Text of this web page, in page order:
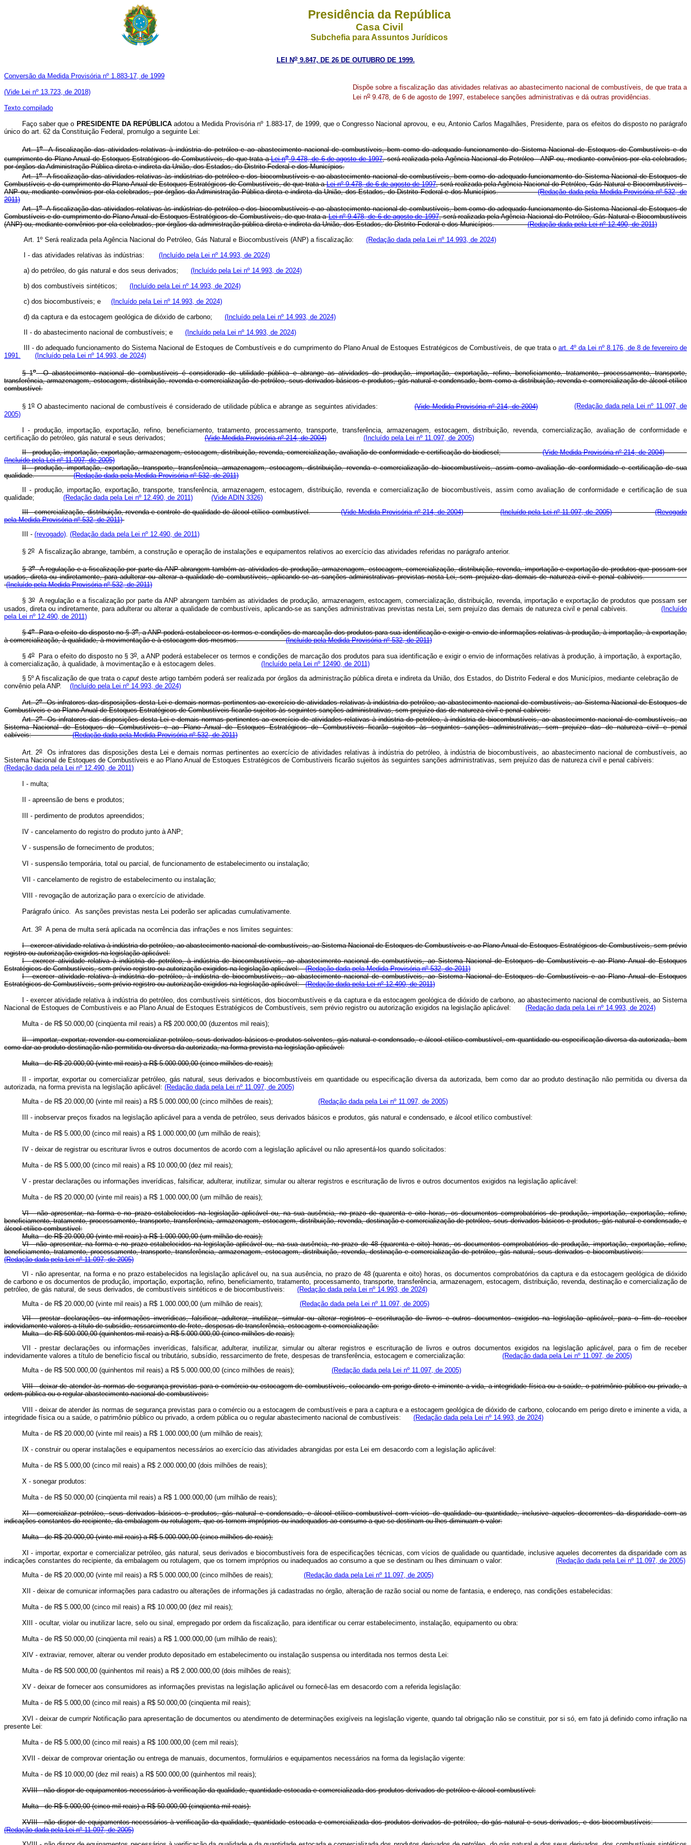
Presidência da República
Casa Civil
Subchefia para Assuntos Jurídicos
LEI No9.847, DE 26 DE OUTUBRO DE 1999.
Conversão da Medida Provisória nº 1.883-17, de 1999
(Vide Lei nº 13.723, de 2018)
Texto compilado
Dispõe sobre a fiscalização das atividades relativas ao abastecimento nacional de combustíveis, de que trata a
Lei no 9.478, de 6 de agosto de 1997, estabelece sanções administrativas e dá outras providências.
Faço saber que o PRESIDENTE DA REPÚBLICAadotou a Medida Provisória nº 1.883-17, de 1999, que o Congresso Nacional aprovou, e eu, Antonio Carlos Magalhães, Presidente, para os efeitos do disposto no parágrafo
único do art. 62 da Constituição Federal, promulgo a seguinte Lei:
Art. 1oA fiscalização das atividades relativas à indústria do petróleo e ao abastecimento nacional de combustíveis, bem como do adequado funcionamento do Sistema Nacional de Estoques de Combustíveis e do
cumprimento do Plano Anual de Estoques Estratégicos de Combustíveis, de que trata aLei no9.478, de 6 de agosto de 1997, será realizada pela Agência Nacional do Petróleo - ANP ou, mediante convênios por ela celebrados,
por órgãos da Administração Pública direta e indireta da União, dos Estados, do Distrito Federal e dos Municípios.
Art. 1oA fiscalização das atividades relativas às indústrias do petróleo e dos biocombustíveis e ao abastecimento nacional de combustíveis, bem como do adequado funcionamento do Sistema Nacional de Estoques de
Combustíveis e do cumprimento do Plano Anual de Estoques Estratégicos de Combustíveis, de que trata aLei nº 9.478, de 6 de agosto de 1997, será realizada pela Agência Nacional do Petróleo, Gás Natural e Biocombustíveis -
ANP ou, mediante convênios por ela celebrados, por órgãos da Administração Pública direta e indireta da União, dos Estados, do Distrito Federal e dos Municípios.(Redação dada pela Medida Provisória nº 532, de
2011)
Art. 1oA fiscalização das atividades relativas às indústrias do petróleo e dos biocombustíveis e ao abastecimento nacional de combustíveis, bem como do adequado funcionamento do Sistema Nacional de Estoques de
Combustíveis e do cumprimento do Plano Anual de Estoques Estratégicos de Combustíveis, de que trata aLei nº 9.478, de 6 de agosto de 1997, será realizada pela Agência Nacional do Petróleo, Gás Natural e Biocombustíveis
(ANP) ou, mediante convênios por ela celebrados, por órgãos da administração pública direta e indireta da União, dos Estados, do Distrito Federal e dos Municípios.(Redação dada pela Lei nº 12.490, de 2011)
Art. 1º Será realizada pela Agência Nacional do Petróleo, Gás Natural e Biocombustíveis (ANP) a fiscalização: (Redação dada pela Lei nº 14.993, de 2024)
I - das atividades relativas às indústrias: (Incluído pela Lei nº 14.993, de 2024)
a) do petróleo, do gás natural e dos seus derivados; (Incluído pela Lei nº 14.993, de 2024)
b) dos combustíveis sintéticos; (Incluído pela Lei nº 14.993, de 2024)
c) dos biocombustíveis; e (Incluído pela Lei nº 14.993, de 2024)
d) da captura e da estocagem geológica de dióxido de carbono; (Incluído pela Lei nº 14.993, de 2024)
II - do abastecimento nacional de combustíveis; e (Incluído pela Lei nº 14.993, de 2024)
III - do adequado funcionamento do Sistema Nacional de Estoques de Combustíveis e do cumprimento do Plano Anual de Estoques Estratégicos de Combustíveis, de que trata o art. 4º da Lei nº 8.176, de 8 de fevereiro de
1991.
(Incluído pela Lei nº 14.993, de 2024)
§ 1oO abastecimento nacional de combustíveis é considerado de utilidade pública e abrange as atividades de produção, importação, exportação, refino, beneficiamento, tratamento, processamento, transporte,
transferência, armazenagem, estocagem, distribuição, revenda e comercialização de petróleo, seus derivados básicos e produtos, gás natural e condensado, bem como a distribuição, revenda e comercialização de álcool etílico
combustível.
§ 1oO abastecimento nacional de combustíveis é considerado de utilidade pública e abrange as seguintes atividades:(Vide Medida Provisória nº 214, de 2004)
(Redação dada pela Lei nº 11.097, de
2005)
I - produção, importação, exportação, refino, beneficiamento, tratamento, processamento, transporte, transferência, armazenagem, estocagem, distribuição, revenda, comercialização, avaliação de conformidade e
certificação do petróleo, gás natural e seus derivados;
(Vide Medida Provisória nº 214, de 2004)
(Incluído pela Lei nº 11.097, de 2005)
II - produção, importação, exportação, armazenagem, estocagem, distribuição, revenda, comercialização, avaliação de conformidade e certificação do biodiesel;(Vide Medida Provisória nº 214, de 2004)
(Incluído pela Lei nº 11.097, de 2005)
II - produção, importação, exportação, transporte, transferência, armazenagem, estocagem, distribuição, revenda e comercialização de biocombustíveis, assim como avaliação de conformidade e certificação de sua
qualidade.(Redação dada pela Medida Provisória nº 532, de 2011)
II - produção, importação, exportação, transporte, transferência, armazenagem, estocagem, distribuição, revenda e comercialização de biocombustíveis, assim como avaliação de conformidade e certificação de sua
qualidade; (Redação dada pela Lei nº 12.490, de 2011)
(Vide ADIN 3326)
III - comercialização, distribuição, revenda e controle de qualidade de álcool etílico combustível.
(Vide Medida Provisória nº 214, de 2004) (Incluído pela Lei nº 11.097, de 2005)
(Revogado
pela Medida Provisória nº 532, de 2011)
III - (revogado) (Redação dada pela Lei nº 12.490, de 2011)
§ 2o A fiscalização abrange, também, a construção e operação de instalações e equipamentos relativos ao exercício das atividades referidas no parágrafo anterior.
§ 3oA regulação e a fiscalização por parte da ANP abrangem também as atividades de produção, armazenagem, estocagem, comercialização, distribuição, revenda, importação e exportação de produtos que possam ser
usados, direta ou indiretamente, para adulterar ou alterar a qualidade de combustíveis, aplicando-se as sanções administrativas previstas nesta Lei, sem prejuízo das demais de natureza civil e penal cabíveis.
(Incluído pela Medida Provisória nº 532, de 2011)
§ 3oA regulação e a fiscalização por parte da ANP abrangem também as atividades de produção, armazenagem, estocagem, comercialização, distribuição, revenda, importação e exportação de produtos que possam ser
usados, direta ou indiretamente, para adulterar ou alterar a qualidade de combustíveis, aplicando-se as sanções administrativas previstas nesta Lei, sem prejuízo das demais de natureza civil e penal cabíveis. (Incluído
pela Lei nº 12.490, de 2011)
§ 4oPara o efeito do disposto no § 3o, a ANP poderá estabelecer os termos e condições de marcação dos produtos para sua identificação e exigir o envio de informações relativas à produção, à importação, à exportação,
à comercialização, à qualidade, à movimentação e à estocagem dos mesmos.
(Incluído pela Medida Provisória nº 532, de 2011)
§ 4o Para o efeito do disposto no § 3o, a ANP poderá estabelecer os termos e condições de marcação dos produtos para sua identificação e exigir o envio de informações relativas à produção, à importação, à exportação,
à comercialização, à qualidade, à movimentação e à estocagem deles. (Incluído pela Lei nº 12490, de 2011)
§ 5º A fiscalização de que trata o caput deste artigo também poderá ser realizada por órgãos da administração pública direta e indireta da União, dos Estados, do Distrito Federal e dos Municípios, mediante celebração de
convênio pela ANP. (Incluído pela Lei nº 14.993, de 2024)
Art. 2oOs infratores das disposições desta Lei e demais normas pertinentes ao exercício de atividades relativas à indústria do petróleo, ao abastecimento nacional de combustíveis, ao Sistema Nacional de Estoques de
Combustíveis e ao Plano Anual de Estoques Estratégicos de Combustíveis ficarão sujeitos às seguintes sanções administrativas, sem prejuízo das de natureza civil e penal cabíveis:
Art. 2oOs infratores das disposições desta Lei e demais normas pertinentes ao exercício de atividades relativas à indústria do petróleo, à indústria de biocombustíveis, ao abastecimento nacional de combustíveis, ao
Sistema Nacional de Estoques de Combustíveis e ao Plano Anual de Estoques Estratégicos de Combustíveis ficarão sujeitos às seguintes sanções administrativas, sem prejuízo das de natureza civil e penal
cabíveis:(Redação dada pela Medida Provisória nº 532, de 2011)
Art. 2oOs infratores das disposições desta Lei e demais normas pertinentes ao exercício de atividades relativas à indústria do petróleo, à indústria de biocombustíveis, ao abastecimento nacional de combustíveis, ao
Sistema Nacional de Estoques de Combustíveis e ao Plano Anual de Estoques Estratégicos de Combustíveis ficarão sujeitos às seguintes sanções administrativas, sem prejuízo das de natureza civil e penal cabíveis:
(Redação dada pela Lei nº 12.490, de 2011)
I - multa;
II - apreensão de bens e produtos;
III - perdimento de produtos apreendidos;
IV - cancelamento do registro do produto junto à ANP;
V - suspensão de fornecimento de produtos;
VI - suspensão temporária, total ou parcial, de funcionamento de estabelecimento ou instalação;
VII - cancelamento de registro de estabelecimento ou instalação;
VIII - revogação de autorização para o exercício de atividade.
Parágrafo único. As sanções previstas nesta Lei poderão ser aplicadas cumulativamente.
Art. 3o A pena de multa será aplicada na ocorrência das infrações e nos limites seguintes:
I - exercer atividade relativa à indústria do petróleo, ao abastecimento nacional de combustíveis, ao Sistema Nacional de Estoques de Combustíveis e ao Plano Anual de Estoques Estratégicos de Combustíveis, sem prévio
registro ou autorização exigidos na legislação aplicável:
I - exercer atividade relativa à indústria do petróleo, à indústria de biocombustíveis, ao abastecimento nacional de combustíveis, ao Sistema Nacional de Estoques de Combustíveis e ao Plano Anual de Estoques
Estratégicos de Combustíveis, sem prévio registro ou autorização exigidos na legislação aplicável:(Redação dada pela Medida Provisória nº 532, de 2011)
I - exercer atividade relativa à indústria do petróleo, à indústria de biocombustíveis, ao abastecimento nacional de combustíveis, ao Sistema Nacional de Estoques de Combustíveis e ao Plano Anual de Estoques
Estratégicos de Combustíveis, sem prévio registro ou autorização exigidos na legislação aplicável:(Redação dada pela Lei nº 12.490, de 2011)
I - exercer atividade relativa à indústria do petróleo, dos combustíveis sintéticos, dos biocombustíveis e da captura e da estocagem geológica de dióxido de carbono, ao abastecimento nacional de combustíveis, ao Sistema
Nacional de Estoques de Combustíveis e ao Plano Anual de Estoques Estratégicos de Combustíveis, sem prévio registro ou autorização exigidos na legislação aplicável: (Redação dada pela Lei nº 14.993, de 2024)
Multa - de R$ 50.000,00 (cinqüenta mil reais) a R$ 200.000,00 (duzentos mil reais);
II - importar, exportar, revender ou comercializar petróleo, seus derivados básicos e produtos solventes, gás natural e condensado, e álcool etílico combustível, em quantidade ou especificação diversa da autorizada, bem
como dar ao produto destinação não permitida ou diversa da autorizada, na forma prevista na legislação aplicável:
Multa - de R$ 20.000,00 (vinte mil reais) a R$ 5.000.000,00 (cinco milhões de reais);
II - importar, exportar ou comercializar petróleo, gás natural, seus derivados e biocombustíveis em quantidade ou especificação diversa da autorizada, bem como dar ao produto destinação não permitida ou diversa da
autorizada, na forma prevista na legislação aplicável: (Redação dada pela Lei nº 11.097, de 2005)
Multa - de R$ 20.000,00 (vinte mil reais) a R$ 5.000.000,00 (cinco milhões de reais); (Redação dada pela Lei nº 11.097, de 2005)
III - inobservar preços fixados na legislação aplicável para a venda de petróleo, seus derivados básicos e produtos, gás natural e condensado, e álcool etílico combustível:
Multa - de R$ 5.000,00 (cinco mil reais) a R$ 1.000.000,00 (um milhão de reais);
IV - deixar de registrar ou escriturar livros e outros documentos de acordo com a legislação aplicável ou não apresentá-los quando solicitados:
Multa - de R$ 5.000,00 (cinco mil reais) a R$ 10.000,00 (dez mil reais);
V - prestar declarações ou informações inverídicas, falsificar, adulterar, inutilizar, simular ou alterar registros e escrituração de livros e outros documentos exigidos na legislação aplicável:
Multa - de R$ 20.000,00 (vinte mil reais) a R$ 1.000.000,00 (um milhão de reais);
VI - não apresentar, na forma e no prazo estabelecidos na legislação aplicável ou, na sua ausência, no prazo de quarenta e oito horas, os documentos comprobatórios de produção, importação, exportação, refino,
beneficiamento, tratamento, processamento, transporte, transferência, armazenagem, estocagem, distribuição, revenda, destinação e comercialização de petróleo, seus derivados básicos e produtos, gás natural e condensado, e
álcool etílico combustível:
Multa - de R$ 20.000,00 (vinte mil reais) a R$ 1.000.000,00 (um milhão de reais);
VI - não apresentar, na forma e no prazo estabelecidos na legislação aplicável ou, na sua ausência, no prazo de 48 (quarenta e oito) horas, os documentos comprobatórios de produção, importação, exportação, refino,
beneficiamento, tratamento, processamento, transporte, transferência, armazenagem, estocagem, distribuição, revenda, destinação e comercialização de petróleo, gás natural, seus derivados e biocombustíveis:
(Redação dada pela Lei nº 11.097, de 2005)
VI - não apresentar, na forma e no prazo estabelecidos na legislação aplicável ou, na sua ausência, no prazo de 48 (quarenta e oito) horas, os documentos comprobatórios da captura e da estocagem geológica de dióxido
de carbono e os documentos de produção, importação, exportação, refino, beneficiamento, tratamento, processamento, transporte, transferência, armazenagem, estocagem, distribuição, revenda, destinação e comercialização de
petróleo, de gás natural, de seus derivados, de combustíveis sintéticos e de biocombustíveis: (Redação dada pela Lei nº 14.993, de 2024)
Multa - de R$ 20.000,00 (vinte mil reais) a R$ 1.000.000,00 (um milhão de reais); (Redação dada pela Lei nº 11.097, de 2005)
VII - prestar declarações ou informações inverídicas, falsificar, adulterar, inutilizar, simular ou alterar registros e escrituração de livros e outros documentos exigidos na legislação aplicável, para o fim de receber
indevidamente valores a título de subsídio, ressarcimento de frete, despesas de transferência, estocagem e comercialização:
Multa - de R$ 500.000,00 (quinhentos mil reais) a R$ 5.000.000,00 (cinco milhões de reais);
VII - prestar declarações ou informações inverídicas, falsificar, adulterar, inutilizar, simular ou alterar registros e escrituração de livros e outros documentos exigidos na legislação aplicável, para o fim de receber
indevidamente valores a título de benefício fiscal ou tributário, subsídio, ressarcimento de frete, despesas de transferência, estocagem e comercialização: (Redação dada pela Lei nº 11.097, de 2005)
Multa - de R$ 500.000,00 (quinhentos mil reais) a R$ 5.000.000,00 (cinco milhões de reais); (Redação dada pela Lei nº 11.097, de 2005)
VIII - deixar de atender às normas de segurança previstas para o comércio ou estocagem de combustíveis, colocando em perigo direto e iminente a vida, a integridade física ou a saúde, o patrimônio público ou privado, a
ordem pública ou o regular abastecimento nacional de combustíveis:
VIII - deixar de atender às normas de segurança previstas para o comércio ou a estocagem de combustíveis e para a captura e a estocagem geológica de dióxido de carbono, colocando em perigo direto e iminente a vida, a
integridade física ou a saúde, o patrimônio público ou privado, a ordem pública ou o regular abastecimento nacional de combustíveis: (Redação dada pela Lei nº 14.993, de 2024)
Multa - de R$ 20.000,00 (vinte mil reais) a R$ 1.000.000,00 (um milhão de reais);
IX - construir ou operar instalações e equipamentos necessários ao exercício das atividades abrangidas por esta Lei em desacordo com a legislação aplicável:
Multa - de R$ 5.000,00 (cinco mil reais) a R$ 2.000.000,00 (dois milhões de reais);
X - sonegar produtos:
Multa - de R$ 50.000,00 (cinqüenta mil reais) a R$ 1.000.000,00 (um milhão de reais);
XI - comercializar petróleo, seus derivados básicos e produtos, gás natural e condensado, e álcool etílico combustível com vícios de qualidade ou quantidade, inclusive aqueles decorrentes da disparidade com as
indicações constantes do recipiente, da embalagem ou rotulagem, que os tornem impróprios ou inadequados ao consumo a que se destinam ou lhes diminuam o valor:
Multa - de R$ 20.000,00 (vinte mil reais) a R$ 5.000.000,00 (cinco milhões de reais);
XI - importar, exportar e comercializar petróleo, gás natural, seus derivados e biocombustíveis fora de especificações técnicas, com vícios de qualidade ou quantidade, inclusive aqueles decorrentes da disparidade com as
indicações constantes do recipiente, da embalagem ou rotulagem, que os tornem impróprios ou inadequados ao consumo a que se destinam ou lhes diminuam o valor: (Redação dada pela Lei nº 11.097, de 2005)
Multa - de R$ 20.000,00 (vinte mil reais) a R$ 5.000.000,00 (cinco milhões de reais); (Redação dada pela Lei nº 11.097, de 2005)
XII - deixar de comunicar informações para cadastro ou alterações de informações já cadastradas no órgão, alteração de razão social ou nome de fantasia, e endereço, nas condições estabelecidas:
Multa - de R$ 5.000,00 (cinco mil reais) a R$ 10.000,00 (dez mil reais);
XIII - ocultar, violar ou inutilizar lacre, selo ou sinal, empregado por ordem da fiscalização, para identificar ou cerrar estabelecimento, instalação, equipamento ou obra:
Multa - de R$ 50.000,00 (cinqüenta mil reais) a R$ 1.000.000,00 (um milhão de reais);
XIV - extraviar, remover, alterar ou vender produto depositado em estabelecimento ou instalação suspensa ou interditada nos termos desta Lei:
Multa - de R$ 500.000,00 (quinhentos mil reais) a R$ 2.000.000,00 (dois milhões de reais);
XV - deixar de fornecer aos consumidores as informações previstas na legislação aplicável ou fornecê-las em desacordo com a referida legislação:
Multa - de R$ 5.000,00 (cinco mil reais) a R$ 50.000,00 (cinqüenta mil reais);
XVI - deixar de cumprir Notificação para apresentação de documentos ou atendimento de determinações exigíveis na legislação vigente, quando tal obrigação não se constituir, por si só, em fato já definido como infração na
presente Lei:
Multa - de R$ 5.000,00 (cinco mil reais) a R$ 100.000,00 (cem mil reais);
XVII - deixar de comprovar orientação ou entrega de manuais, documentos, formulários e equipamentos necessários na forma da legislação vigente:
Multa - de R$ 10.000,00 (dez mil reais) a R$ 500.000,00 (quinhentos mil reais);
XVIII - não dispor de equipamentos necessários à verificação da qualidade, quantidade estocada e comercializada dos produtos derivados de petróleo e álcool combustível:
Multa - de R$ 5.000,00 (cinco mil reais) a R$ 50.000,00 (cinqüenta mil reais).
XVIII - não dispor de equipamentos necessários à verificação da qualidade, quantidade estocada e comercializada dos produtos derivados de petróleo, do gás natural e seus derivados, e dos biocombustíveis:
(Redação dada pela Lei nº 11.097, de 2005)